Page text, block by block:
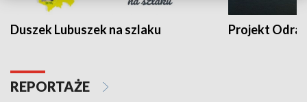
Duszek Lubuszek na szlaku Projekt Odra
REPORTAŻE